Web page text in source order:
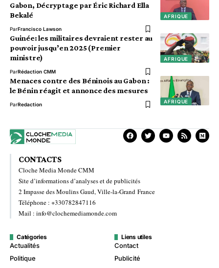
AFRIQUE
Gabon, Décryptage par Éric Richard Ella
Bekalé
ParFrancisco Lawson
AFRIQUE
Guinée: les militaires devraient rester au
pouvoir jusqu’en 2025 (Premier
ministre)
ParRédaction CMM
AFRIQUE
Menaces contre des Béninois au Gabon :
le Bénin réagit et annonce des mesures
ParRedaction
CONTACTS
Cloche Media Monde CMM
Site d’informations d’analyses et de publicités
2 Impasse des Moulins Gaud, Ville-la-Grand France
Téléphone : +330782847116
Mail : info@clochemediamonde.com
Catégories
Actualités
Politique
Liens utiles
Contact
Publicité